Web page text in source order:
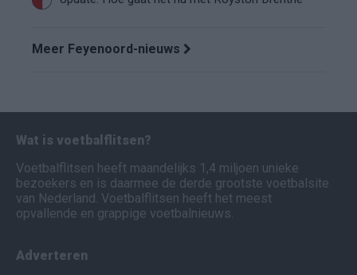
Meer Feyenoord-nieuws
Wat is voetbalflitsen?
Voetbalflitsen heeft maandelijks 1,4 miljoen unieke
bezoekers en is daarmee de derde grootste voetbalsite
van Nederland. Voetbalflitsen heeft het meest
opvallende en grappige voetbalnieuws.
Adverteren